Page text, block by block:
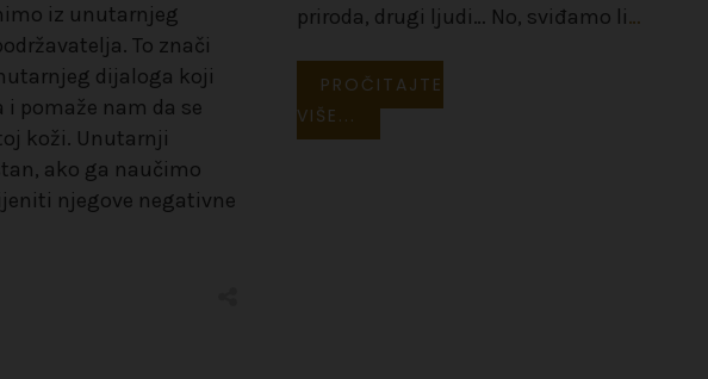
iz unutarnjeg
To znači
dijaloga koji
i pomaže nam da se
koži. Unutarnji
ako ga naučimo
njegove negativne
priroda, drugi ljudi… No, sviđamo li…
PROČITAJTE
VIŠE...